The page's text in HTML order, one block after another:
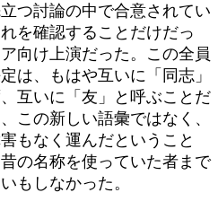
つ討論の中で合意されてい
を確認することだけだっ
向け上演だった。この全員
は、もはや互いに「同志」
互いに「友」と呼ぶことだ
この新しい語彙ではなく、
もなく運んだということ
の名称を使っていた者まで
もしなかった。